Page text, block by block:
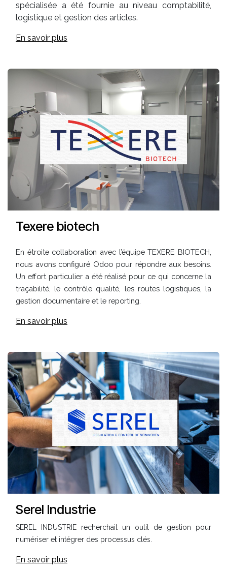
spécialisée a été fournie au niveau comptabilité,
logistique et gestion des articles.
En savoir plus
Texere biotech
En étroite collaboration avec l’équipe TEXERE BIOTECH,
nous avons configuré Odoo pour répondre aux besoins.
Un effort particulier a été réalisé pour ce qui concerne la
traçabilité, le contrôle qualité, les routes logistiques, la
gestion documentaire et le reporting.
En savoir plus
Serel Industrie
SEREL INDUSTRIE recherchait un outil de gestion pour
numériser et intégrer des processus clés.
En savoir plus